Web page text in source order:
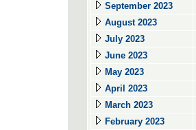
September 2023
August 2023
July 2023
June 2023
May 2023
April 2023
March 2023
February 2023